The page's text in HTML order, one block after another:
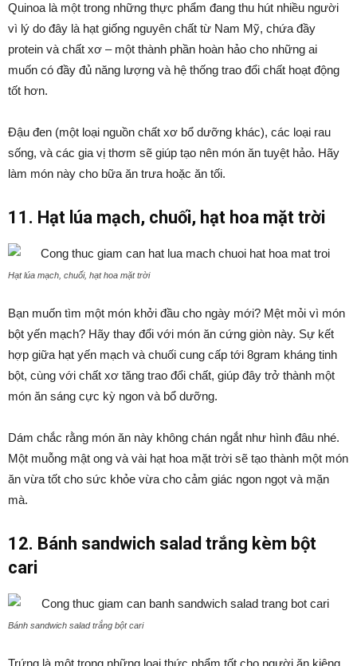
Quinoa là một trong những thực phẩm đang thu hút nhiều người
vì lý do đây là hạt giống nguyên chất từ Nam Mỹ, chứa đầy
protein và chất xơ – một thành phần hoàn hảo cho những ai
muốn có đầy đủ năng lượng và hệ thống trao đổi chất hoạt động
tốt hơn.
Đậu đen (một loại nguồn chất xơ bổ dưỡng khác), các loại rau
sống, và các gia vị thơm sẽ giúp tạo nên món ăn tuyệt hảo. Hãy
làm món này cho bữa ăn trưa hoặc ăn tối.
11. Hạt lúa mạch, chuối, hạt hoa mặt trời
Hạt lúa mạch, chuối, hạt hoa mặt trời
Bạn muốn tìm một món khởi đầu cho ngày mới? Mệt mỏi vì món
bột yến mạch? Hãy thay đổi với món ăn cứng giòn này. Sự kết
hợp giữa hạt yến mạch và chuối cung cấp tới 8gram kháng tinh
bột, cùng với chất xơ tăng trao đổi chất, giúp đây trở thành một
món ăn sáng cực kỳ ngon và bổ dưỡng.
Dám chắc rằng món ăn này không chán ngắt như hình đâu nhé.
Một muỗng mật ong và vài hạt hoa mặt trời sẽ tạo thành một món
ăn vừa tốt cho sức khỏe vừa cho cảm giác ngon ngọt và mặn
mà.
12. Bánh sandwich salad trắng kèm bột
cari
Bánh sandwich salad trắng bột cari
Trứng là một trong những loại thức phẩm tốt cho người ăn kiêng.